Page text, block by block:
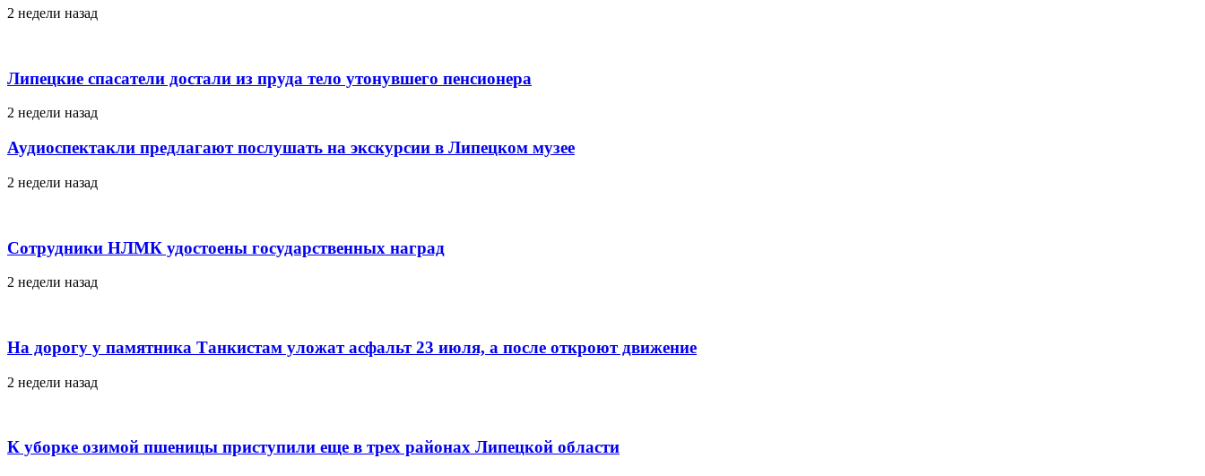
2 недели назад
Липецкие спасатели достали из пруда тело утонувшего пенсионера
2 недели назад
Аудиоспектакли предлагают послушать на экскурсии в Липецком музее
2 недели назад
Сотрудники НЛМК удостоены государственных наград
2 недели назад
На дорогу у памятника Танкистам уложат асфальт 23 июля, а после откроют движение
2 недели назад
К уборке озимой пшеницы приступили еще в трех районах Липецкой области